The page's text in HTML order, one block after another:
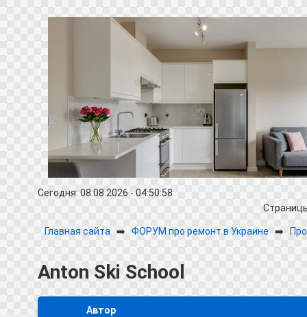
Сегодня: 08.08.2026 - 04:50:58
Главная сайта ➡️ФОРУМ про ремонт в Украине ➡️
Anton Ski School
Автор